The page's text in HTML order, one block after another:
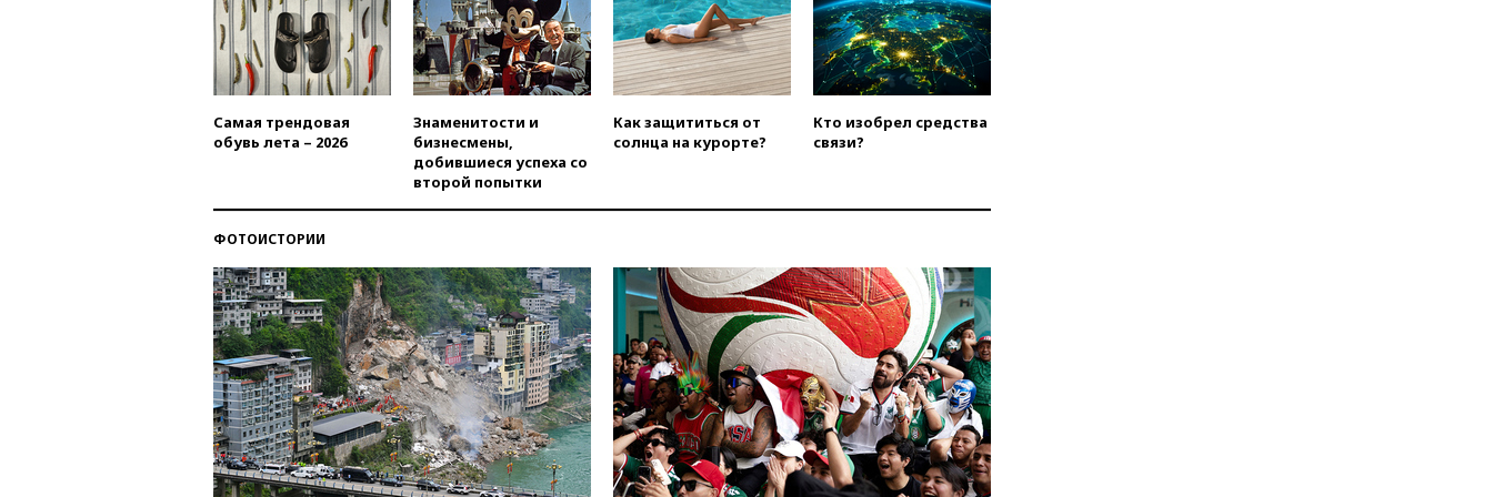
горение на складе в Брянске
ликвидировано
вчера, 18:55 Минобороны
отчиталось об ударах по двум
Черном море
погибли в результате удара
ВСУ по многоэтажке в Керчи
вчера, 18:25Беспилотник
атаковал турецкий сухогруз у
побережья Новороссийска
вчера, 18:18Товарооборот
Китая и России вырос в этом
году более чем на четверть
вчера, 17:55Мужчина получил
Самая трендовая
обувь лета – 2026
Знаменитости и
бизнесмены,
добившиеся успеха со
второй попытки
Как защититься от
солнца на курорте?
Кто изобрел средства
связи?
ФОТОИСТОРИИ